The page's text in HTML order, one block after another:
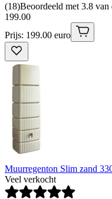
(18)Beoordeeld met 3.8
199.00
Prijs: 199.00 euro
Muurregenton Slim zand
Veel verkocht